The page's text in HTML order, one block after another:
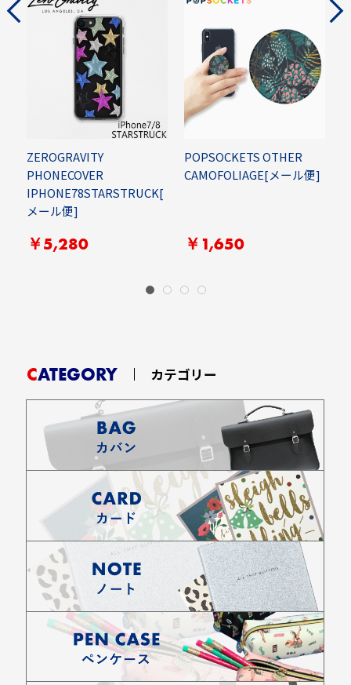
ZEROGRAVITY
PHONECOVER
IPHONE78STARSTRUCK[
メール便]
￥5,280
POPSOCKETS OTHER
CAMOFOLIAGE[メール便]
￥1,650
CATEGORY カテゴリー